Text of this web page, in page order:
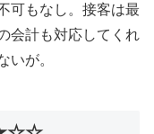
可もなし。接客は最
会計も対応してくれ
いが。